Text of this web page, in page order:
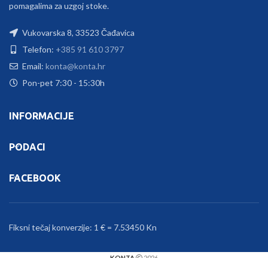
pomagalima za uzgoj stoke.
Vukovarska 8, 33523 Čađavica
Telefon: +385 91 610 3797
Email: konta@konta.hr
Pon-pet 7:30 - 15:30h
INFORMACIJE
PODACI
FACEBOOK
Fiksni tečaj konverzije: 1 € = 7.53450 Kn